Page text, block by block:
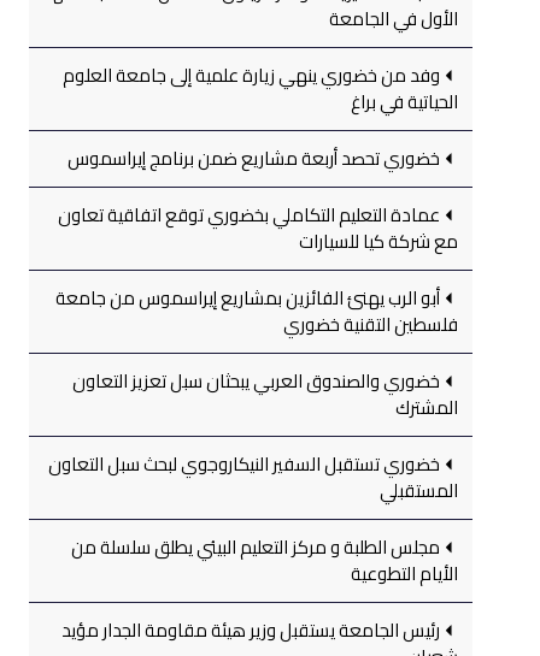
الأول في الجامعة
وفد من خضوري ينهي زيارة علمية إلى جامعة العلوم
الحياتية في براغ
خضوري تحصد أربعة مشاريع ضمن برنامج إيراسموس
عمادة التعليم التكاملي بخضوري توقع اتفاقية تعاون
مع شركة كيا للسيارات
أبو الرب يهنئ الفائزين بمشاريع إيراسموس من جامعة
فلسطين التقنية خضوري
خضوري والصندوق العربي يبحثان سبل تعزيز التعاون
المشترك
خضوري تستقبل السفير النيكاروجوي لبحث سبل التعاون
المستقبلي
مجلس الطلبة و مركز التعليم البيئي يطلق سلسلة من
الأيام التطوعية
رئيس الجامعة يستقبل وزير هيئة مقاومة الجدار مؤيد